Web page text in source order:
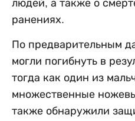
людей, а также о
ранениях.
По предварительным
могли погибнуть в
тогда как один из
множественные
также обнаружили